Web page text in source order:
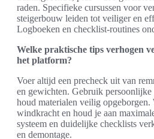
raden. Specifieke cursussen voor
steigerbouw leiden tot veiliger en
Logboeken en checklist-routines
Welke praktische tips verhogen
het platform?
Voer altijd een precheck uit van
en gewichten. Gebruik persoonlijke
houd materialen veilig
windkracht en houd je aan
systeem en duidelijke checklists
en demontage.